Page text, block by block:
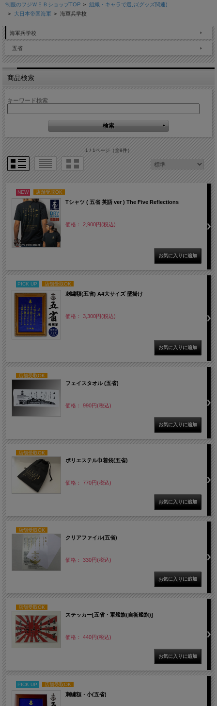
制服のフジＷＥＢショップTOP > 組織・キャラで選ぶ(グッズ関連)
> 大日本帝国海軍 > 海軍兵学校
海軍兵学校
五省
商品検索
キーワード検索
1 / 1ページ（全9件）
NEW 店舗受取OK
Tシャツ ( 五省 英語 ver ) The Five Reflections
価格： 2,900円(税込)
PICK UP 店舗受取OK
刺繍額(五省) A4大サイズ 壁掛け
価格： 3,300円(税込)
店舗受取OK
フェイスタオル (五省)
価格： 990円(税込)
店舗受取OK
ポリエステル巾着袋(五省)
価格： 770円(税込)
店舗受取OK
クリアファイル(五省)
価格： 330円(税込)
店舗受取OK
ステッカー[五省・軍艦旗(自衛艦旗)]
価格： 440円(税込)
PICK UP 店舗受取OK
刺繍額・小(五省)